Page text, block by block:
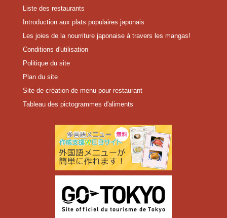
Liste des restaurants
Introduction aux plats populaires japonais
Les joies de la nourriture japonaise à travers les mangas!
Conditions d'utilisation
Politique du site
Plan du site
Site de création de menu pour restaurant
Tableau des pictogrammes d'aliments